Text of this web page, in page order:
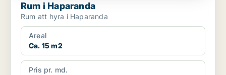
Rum i Haparanda
Rum att hyra i Haparanda
Areal
Ca. 15 m2
Pris pr. md.